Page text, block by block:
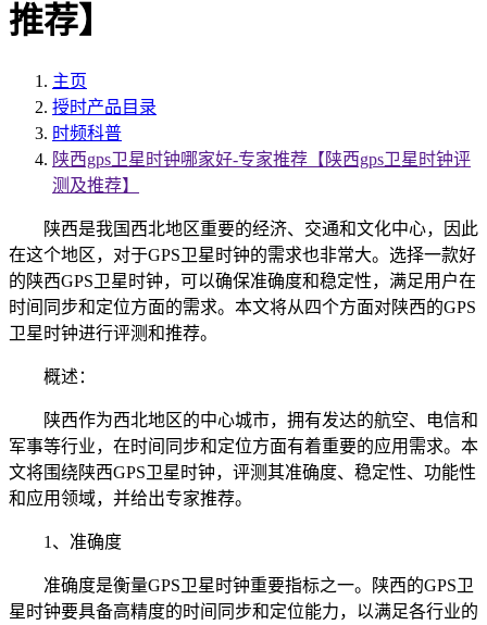
推荐】
主页
授时产品目录
时频科普
陕西gps卫星时钟哪家好-专家推荐【陕西gps卫星时钟评
测及推荐】
陕西是我国西北地区重要的经济、交通和文化中心，因此
在这个地区，对于GPS卫星时钟的需求也非常大。选择一款好
的陕西GPS卫星时钟，可以确保准确度和稳定性，满足用户在
时间同步和定位方面的需求。本文将从四个方面对陕西的GPS
卫星时钟进行评测和推荐。
概述：
陕西作为西北地区的中心城市，拥有发达的航空、电信和
军事等行业，在时间同步和定位方面有着重要的应用需求。本
文将围绕陕西GPS卫星时钟，评测其准确度、稳定性、功能性
和应用领域，并给出专家推荐。
1、准确度
准确度是衡量GPS卫星时钟重要指标之一。陕西的GPS卫
星时钟要具备高精度的时间同步和定位能力，以满足各行业的